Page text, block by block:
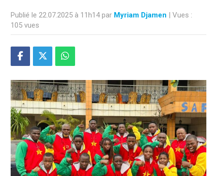
Publié le 22.07.2025 à 11h14 par Myriam Djamen | Vues :
105 vues